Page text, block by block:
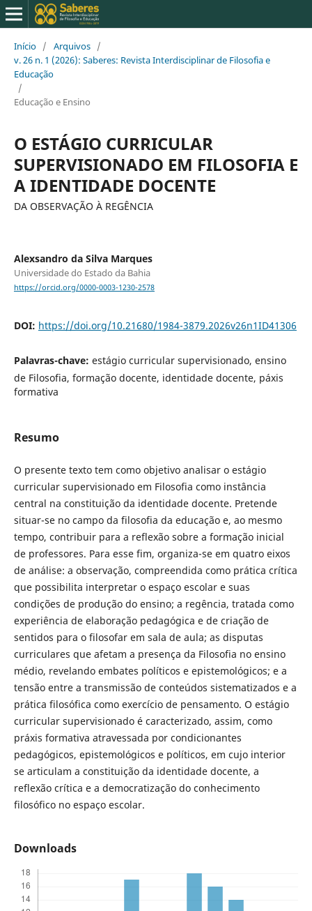
Início / Arquivos /
v. 26 n. 1 (2026): Saberes: Revista Interdisciplinar de Filosofia e
Educação
/
Educação e Ensino
O ESTÁGIO CURRICULAR
SUPERVISIONADO EM FILOSOFIA E
A IDENTIDADE DOCENTE
DA OBSERVAÇÃO À REGÊNCIA
Alexsandro da Silva Marques
Universidade do Estado da Bahia
https://orcid.org/0000-0003-1230-2578
DOI: https://doi.org/10.21680/1984-3879.2026v26n1ID41306
Palavras-chave: estágio curricular supervisionado, ensino
de Filosofia, formação docente, identidade docente, páxis
formativa
Resumo
O presente texto tem como objetivo analisar o estágio
curricular supervisionado em Filosofia como instância
central na constituição da identidade docente. Pretende
situar-se no campo da filosofia da educação e, ao mesmo
tempo, contribuir para a reflexão sobre a formação inicial
de professores. Para esse fim, organiza-se em quatro eixos
de análise: a observação, compreendida como prática crítica
que possibilita interpretar o espaço escolar e suas
condições de produção do ensino; a regência, tratada como
experiência de elaboração pedagógica e de criação de
sentidos para o filosofar em sala de aula; as disputas
curriculares que afetam a presença da Filosofia no ensino
médio, revelando embates políticos e epistemológicos; e a
tensão entre a transmissão de conteúdos sistematizados e a
prática filosófica como exercício de pensamento. O estágio
curricular supervisionado é caracterizado, assim, como
práxis formativa atravessada por condicionantes
pedagógicos, epistemológicos e políticos, em cujo interior
se articulam a constituição da identidade docente, a
reflexão crítica e a democratização do conhecimento
filosófico no espaço escolar.
Downloads